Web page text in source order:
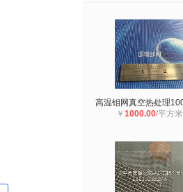
￥ 1000.00/平方米